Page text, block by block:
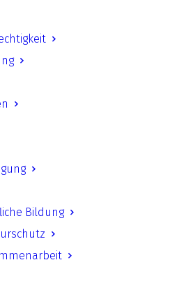
Bildung
Institut für Umweltfragen
Straße 4, 10405 Berlin Telefon:
11, 06108 Halle Telefon: